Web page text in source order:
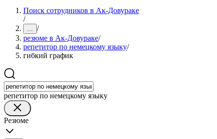
Поиск сотрудников в Ак-Довураке
/
... /
резюме в Ак-Довураке/
репетитор по немецкому языку/
гибкий график
репетитор по немецкому языку
Резюме